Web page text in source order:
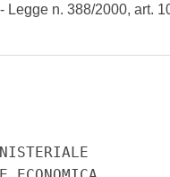
n. 388/2000, art.